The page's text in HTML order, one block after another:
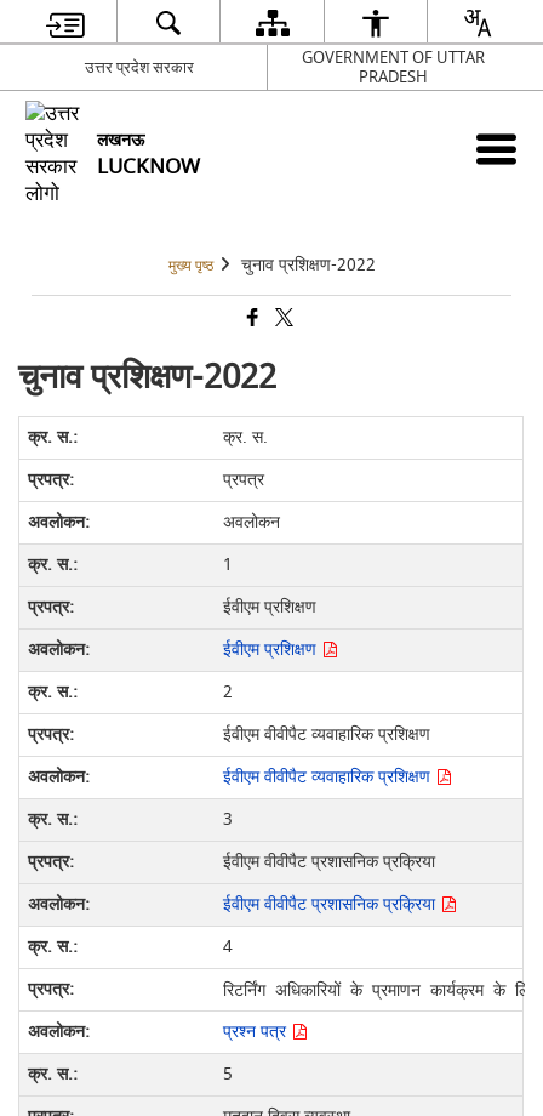
उत्तर प्रदेश सरकार
GOVERNMENT OF UTTAR
PRADESH
लखनऊ
LUCKNOW
मुख्य पृष्ठ चुनाव प्रशिक्षण-2022
चुनाव प्रशिक्षण-2022
क्र. स.
प्रपत्र
अवलोकन
1
ईवीएम प्रशिक्षण
ईवीएम प्रशिक्षण
2
ईवीएम वीवीपैट व्यवाहारिक प्रशिक्षण
ईवीएम वीवीपैट व्यवाहारिक प्रशिक्षण
3
ईवीएम वीवीपैट प्रशासनिक प्रक्रिया
ईवीएम वीवीपैट प्रशासनिक प्रक्रिया
4
रिटर्निंग अधिकारियों के प्रमाणन कार्यक्रम के
प्रश्न पत्र
5